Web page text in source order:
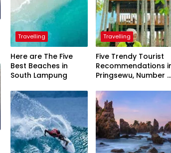
Travelling
Here are The Five
Best Beaches in
South Lampung
Travelling
Five Trendy Tourist
Recommendations
Pringsewu, Number 3
President